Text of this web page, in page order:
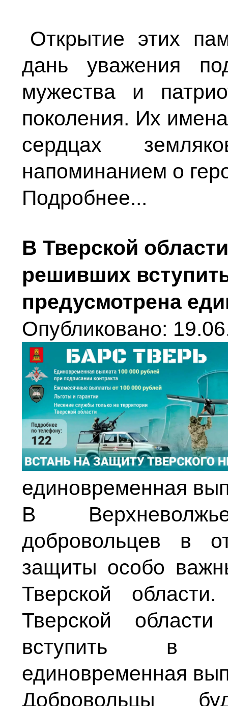
Открытие этих
дань уважения
мужества и
поколения. Их
сердцах
напоминанием о
Подробнее...
В Тверской
решивших
предусмотрена
Опубликовано:
единовременная
В
добровольцев в
защиты особо
Тверской
Тверской
вступить в
единовременная
Добровольцы